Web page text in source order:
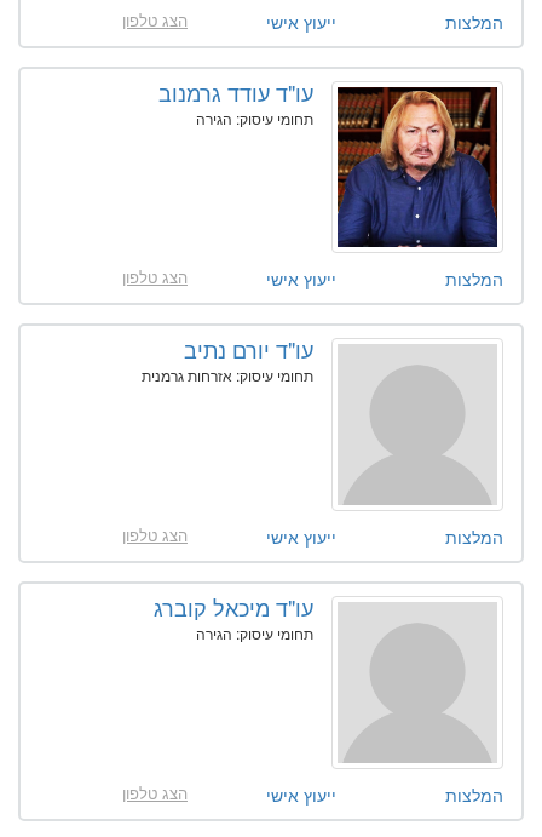
הצג טלפון ייעוץ אישי המלצות
עו"ד עודד גרמנוב
תחומי עיסוק: הגירה
הצג טלפון ייעוץ אישי המלצות
עו"ד יורם נתיב
תחומי עיסוק: אזרחות גרמנית
הצג טלפון ייעוץ אישי המלצות
עו"ד מיכאל קוברג
תחומי עיסוק: הגירה
הצג טלפון ייעוץ אישי המלצות